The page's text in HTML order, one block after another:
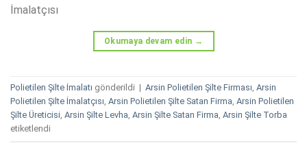
İmalatçısı
Okumaya devam edin →
Polietilen Şilte İmalatı gönderildi | Arsin Polietilen Şilte Firması Arsin
Polietilen Şilte İmalatçısı Arsin Polietilen Şilte Satan Firma Arsin Polietilen
Şilte Üreticisi Arsin Şilte Levha Arsin Şilte Satan Firma Arsin Şilte Torba
etiketlendi